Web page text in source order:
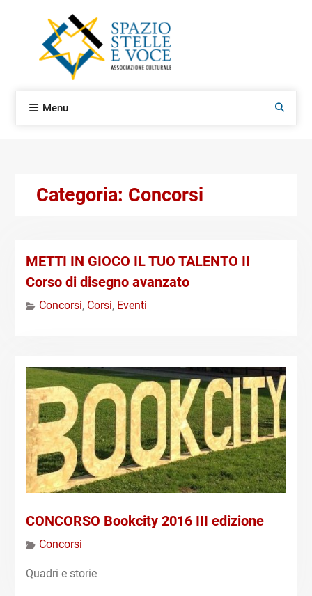
Menu Search
Categoria: Concorsi
METTI IN GIOCO IL TUO TALENTO II
Corso di disegno avanzato
Concorsi, Corsi, Eventi
CONCORSO Bookcity 2016 III edizione
Concorsi
Quadri e storie